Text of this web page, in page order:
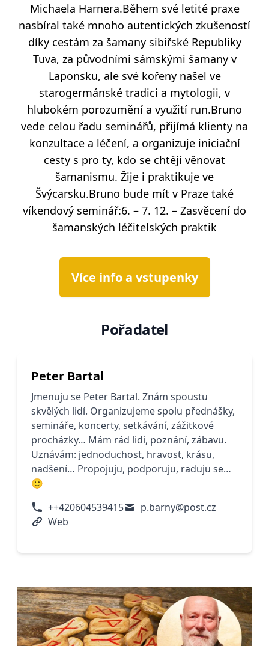
Michaela Harnera.Během své letité praxe
nasbíral také mnoho autentických zkušeností
díky cestám za šamany sibiřské Republiky
Tuva, za původními sámskými šamany v
Laponsku, ale své kořeny našel ve
starogermánské tradici a mytologii, v
hlubokém porozumění a využití run.Bruno
vede celou řadu seminářů, přijímá klienty na
konzultace a léčení, a organizuje iniciační
cesty s pro ty, kdo se chtějí věnovat
šamanismu. Žije i praktikuje ve
Švýcarsku.Bruno bude mít v Praze také
víkendový seminář:6. – 7. 12. – Zasvěcení do
šamanských léčitelských praktik
Více info a vstupenky
Pořadatel
Peter Bartal
Jmenuju se Peter Bartal. Znám spoustu
skvělých lidí. Organizujeme spolu přednášky,
semináře, koncerty, setkávání, zážitkové
procházky… Mám rád lidi, poznání, zábavu.
Uznávám: jednoduchost, hravost, krásu,
nadšení… Propojuju, podporuju, raduju se…
🙂
++420604539415
p.barny@post.cz
Web